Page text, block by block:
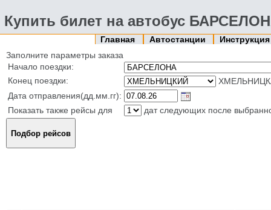
Купить билет на автобус
Главная Автостанции
Заполните параметры заказа
Начало поездки:
Конец поездки:
Дата отправления(дд.мм.гг):
Показать также рейсы для
дат следующих после